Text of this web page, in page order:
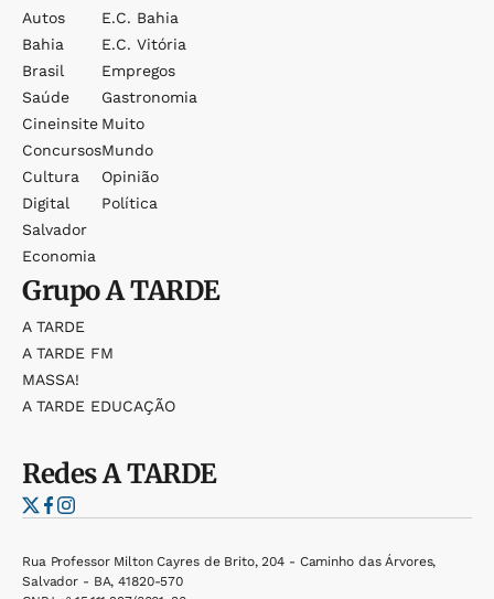
Autos
Bahia
Brasil
Saúde
Cineinsite
Concursos
Cultura
Digital
Salvador
Economia
E.c. Bahia
E.c. Vitória
Empregos
Gastronomia
Muito
Mundo
Opinião
Política
GrupoA TARDE
A TARDE
A TARDE FM
MASSA!
A TARDE EDUCAÇÃO
RedesA TARDE
Rua Professor Milton Cayres de Brito, 204 - Caminho das Árvores,
Salvador - BA, 41820-570